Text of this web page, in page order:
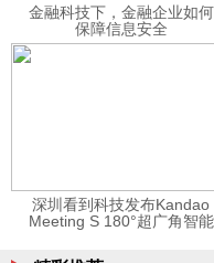
金融科技下，金融企业如何
保障信息安全
深圳看到科技发布Kandao
Meeting S 180°超广角智能